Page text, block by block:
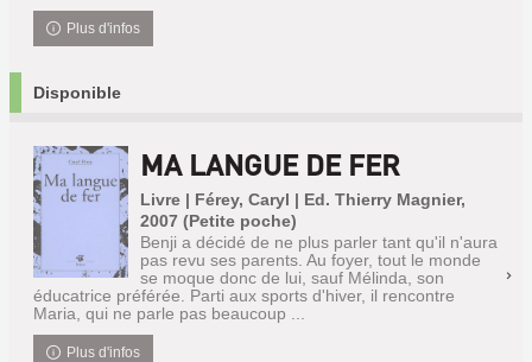
Plus d'infos
Disponible
MA LANGUE DE FER
Livre | Férey, Caryl | Ed. Thierry Magnier,
2007 (Petite poche)
Benji a décidé de ne plus parler tant qu'il n'aura
pas revu ses parents. Au foyer, tout le monde
se moque donc de lui, sauf Mélinda, son
éducatrice préférée. Parti aux sports d'hiver, il rencontre
Maria, qui ne parle pas beaucoup ...
Plus d'infos